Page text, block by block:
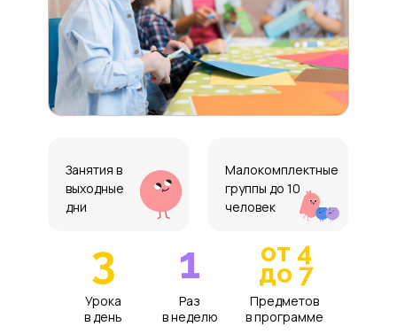
3
Урока
в день
1
Раз
в неделю
от 4
до 7
Предметов
в программе
Занятия в
выходные
дни
Малокомплектные
группы до 10
человек